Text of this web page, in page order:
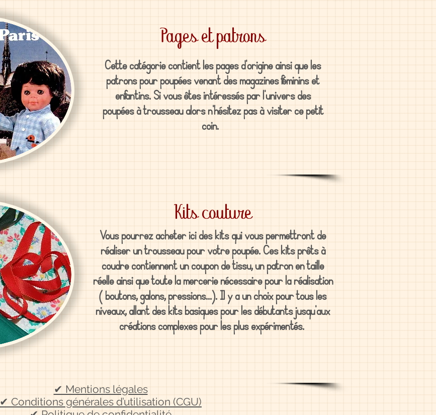
Pages et patrons
Cette catégorie contient les pages d'origine ainsi que les
patrons pour poupées venant des magazines féminins et
enfantins. Si vous êtes intéressés par l'univers des
poupées à trousseau alors n'hésitez pas à visiter ce petit
coin.
Kits couture
Vous pourrez acheter ici des kits qui vous permettront de
réaliser un trousseau pour votre poupée. Ces kits prêts à
coudre contiennent un coupon de tissu, un patron en taille
réelle ainsi que toute la mercerie nécessaire pour la réalisation
( boutons, galons, pressions...). Il y a un choix pour tous les
niveaux, allant des kits basiques pour les débutants jusqu'aux
créations complexes pour les plus expérimentés.
✔ Mentions légales
✔ Conditions générales d’utilisation (CGU)